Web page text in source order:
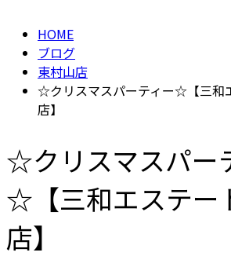
HOME
ブログ
東村山店
☆クリスマスパーティー☆【三和
店】
☆クリスマスパー
☆【三和エステー
店】